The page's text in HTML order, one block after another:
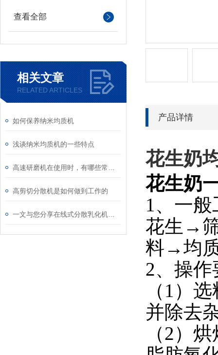
查看全部
相关文章
RELATED ARTICLES
如何保养纳米均质机
浅谈纳米均质机的一些特点
高剪切分散机是如何做到工作的
产品详情
花生奶
花生奶
1、一般
花生→
料→均
2、操作
（1）
并除去
（2）